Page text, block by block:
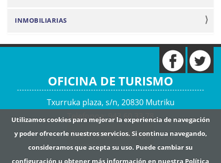
Utilizamos cookies para mejorar la experiencia de navegación
y poder ofrecerle nuestros servicios. Si continua navegando,
consideramos que acepta su uso. Puede cambiar su
configuración u obtener más información en nuestra Política
i
n
INMOBILIARIAS
OFICINA DE TURISMO
Txurruka plaza, s/n, 20830 Mutriku
Telefonoa: 943 60 33 78
Envíanos un mensaje